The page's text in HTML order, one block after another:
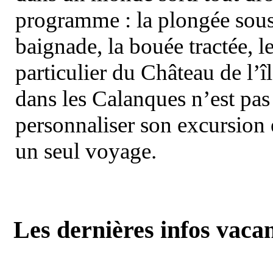
programme : la plongée
baignade, la bouée tractée,
particulier du Château de
dans les Calanques n’est
personnaliser son
un seul voyage.
Les dernières infos